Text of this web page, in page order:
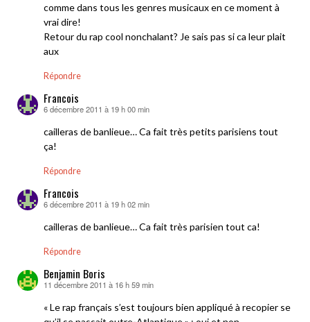
comme dans tous les genres musicaux en ce moment à
vrai dire!
Retour du rap cool nonchalant? Je sais pas si ca leur plait
aux
Répondre
Francois
dit :
6 décembre 2011 à 19 h 00 min
cailleras de banlieue… Ca fait très petits parisiens tout
ça!
Répondre
Francois
dit :
6 décembre 2011 à 19 h 02 min
cailleras de banlieue… Ca fait très parisien tout ca!
Répondre
Benjamin Boris
dit :
11 décembre 2011 à 16 h 59 min
« Le rap français s’est toujours bien appliqué à recopier se